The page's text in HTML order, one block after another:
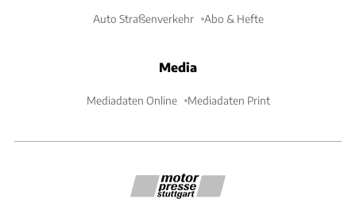
Auto Straßenverkehr Abo & Hefte
Media
Mediadaten Online Mediadaten Print